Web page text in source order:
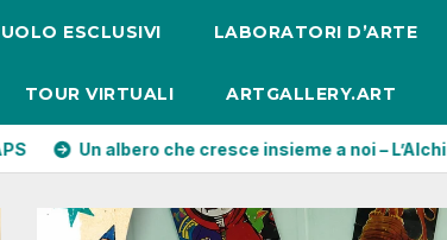
ESCLUSIVI LABORATORI D’ARTE
TOUR VIRTUALI ARTGALLERY.ART
insieme a noi – L’Alchimista APS: 9 luglio 2026